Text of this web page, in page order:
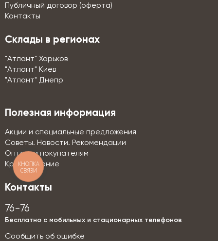
Публичный договор (оферта)
Контакты
Склады в регионах
"Атлант" Харьков
"Атлант" Киев
"Атлант" Днепр
Полезная информация
Акции и специальные предложения
Советы. Новости. Рекомендации
Оптовым покупателям
Кредитование
Контакты
76-76
Бесплатно с мобильных и стационарных телефонов
Сообщить об ошибке
КНОПКА
СВЯЗИ